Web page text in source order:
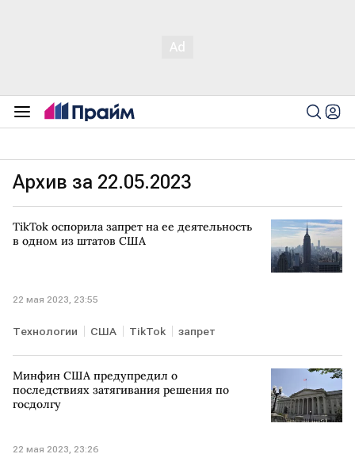
Архив за 22.05.2023
TikTok оспорила запрет на ее деятельность
в одном из штатов США
22 мая 2023, 23:55
Технологии США TikTok запрет
Минфин США предупредил о
последствиях затягивания решения по
госдолгу
22 мая 2023, 23:26